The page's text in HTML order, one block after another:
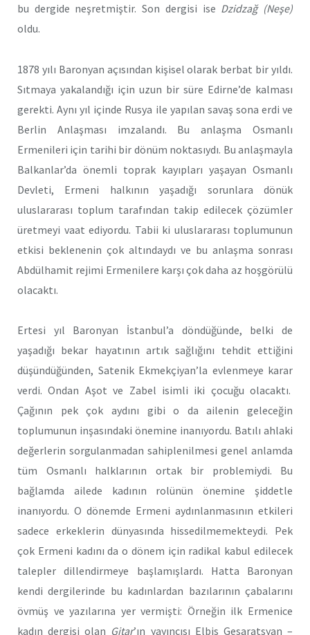
bu dergide neşretmiştir. Son dergisi ise Dzidzağ (Neşe)
oldu.
1878 yılı Baronyan açısından kişisel olarak berbat bir yıldı.
Sıtmaya yakalandığı için uzun bir süre Edirne’de kalması
gerekti. Aynı yıl içinde Rusya ile yapılan savaş sona erdi ve
Berlin Anlaşması imzalandı. Bu anlaşma Osmanlı
Ermenileri için tarihi bir dönüm noktasıydı. Bu anlaşmayla
Balkanlar’da önemli toprak kayıpları yaşayan Osmanlı
Devleti, Ermeni halkının yaşadığı sorunlara dönük
uluslararası toplum tarafından takip edilecek çözümler
üretmeyi vaat ediyordu. Tabii ki uluslararası toplumunun
etkisi beklenenin çok altındaydı ve bu anlaşma sonrası
Abdülhamit rejimi Ermenilere karşı çok daha az hoşgörülü
olacaktı.
Ertesi yıl Baronyan İstanbul’a döndüğünde, belki de
yaşadığı bekar hayatının artık sağlığını tehdit ettiğini
düşündüğünden, Satenik Ekmekçiyan’la evlenmeye karar
verdi. Ondan Aşot ve Zabel isimli iki çocuğu olacaktı.
Çağının pek çok aydını gibi o da ailenin geleceğin
toplumunun inşasındaki önemine inanıyordu. Batılı ahlaki
değerlerin sorgulanmadan sahiplenilmesi genel anlamda
tüm Osmanlı halklarının ortak bir problemiydi. Bu
bağlamda ailede kadının rolünün önemine şiddetle
inanıyordu. O dönemde Ermeni aydınlanmasının etkileri
sadece erkeklerin dünyasında hissedilmemekteydi. Pek
çok Ermeni kadını da o dönem için radikal kabul edilecek
talepler dillendirmeye başlamışlardı. Hatta Baronyan
kendi dergilerinde bu kadınlardan bazılarının çabalarını
övmüş ve yazılarına yer vermişti: Örneğin ilk Ermenice
kadın dergisi olan Gitar’ın yayıncısı Elbis Gesaratsyan –